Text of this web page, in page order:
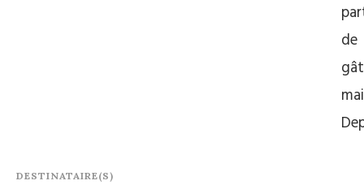
de
DESTINATAIRE(S)